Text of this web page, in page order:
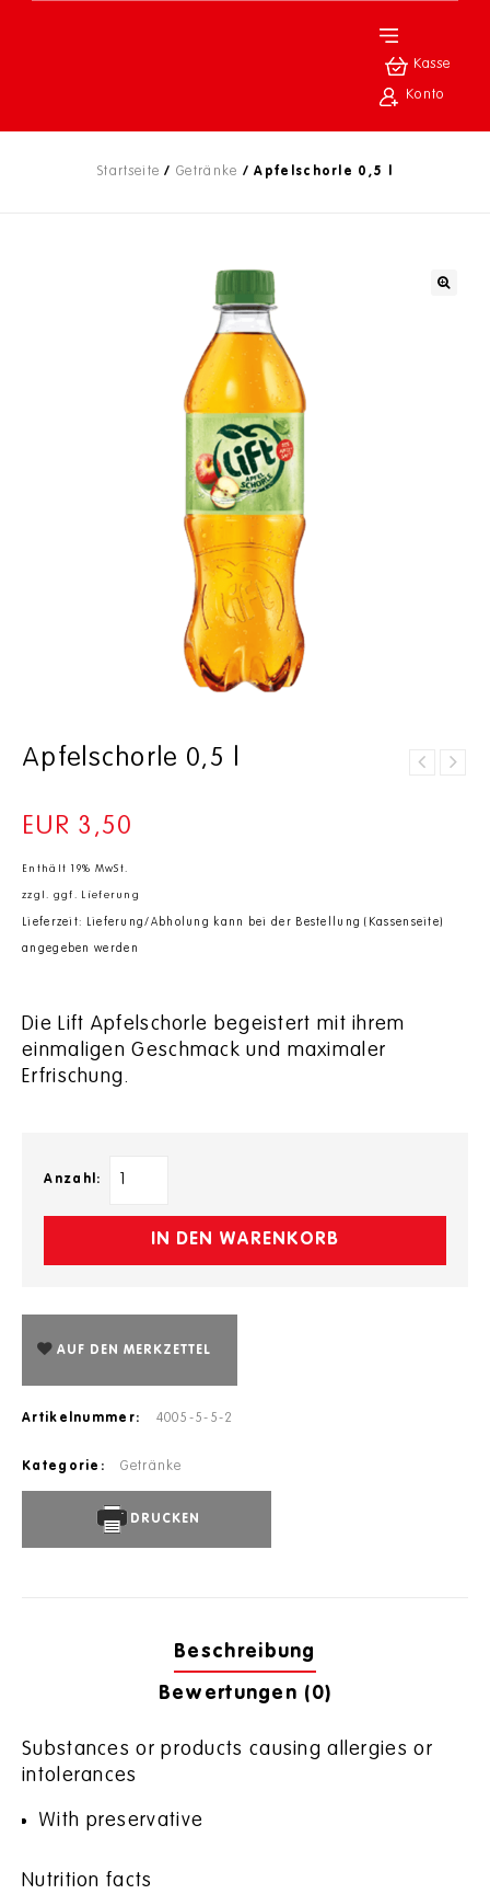
Kasse
Konto
Startseite /Getränke /Apfelschorle 0,5 l
Apfelschorle 0,5 l
EUR 3,50
Enthält 19% MwSt.
zzgl. ggf. Lieferung
Lieferzeit: Lieferung/Abholung kann bei der Bestellung (Kassenseite)
angegeben werden
Die Lift Apfelschorle begeistert mit ihrem
einmaligen Geschmack und maximaler
Erfrischung.
Anzahl:
IN DEN WARENKORB
AUF DEN MERKZETTEL
Artikelnummer: 4005-5-5-2
Kategorie: Getränke
DRUCKEN
Beschreibung
Bewertungen (0)
Substances or products causing allergies or
intolerances
With preservative
Nutrition facts